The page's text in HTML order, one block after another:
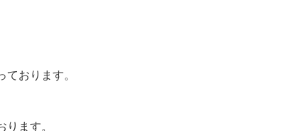
おります。
ります。